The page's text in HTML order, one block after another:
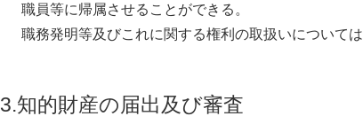
職員等に帰属させることができる。
職務発明等及びこれに関する権利の取扱いについて
3.知的財産の届出及び審査